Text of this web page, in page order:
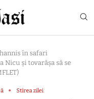
în safari
Nicu și tovarășa să se
Stirea zilei